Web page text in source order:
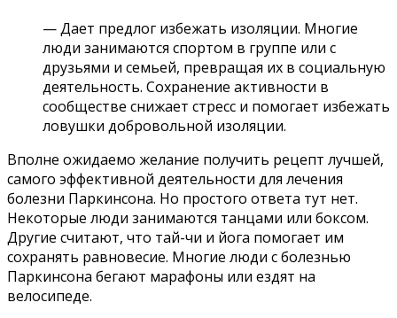
— Дает предлог избежать изоляции. Многие
люди занимаются спортом в группе или с
друзьями и семьей, превращая их в социальную
деятельность. Сохранение активности в
сообществе снижает стресс и помогает избежать
ловушки добровольной изоляции.
Вполне ожидаемо желание получить рецепт лучшей,
самого эффективной деятельности для лечения
болезни Паркинсона. Но простого ответа тут нет.
Некоторые люди занимаются танцами или боксом.
Другие считают, что тай-чи и йога помогает им
сохранять равновесие. Многие люди с болезнью
Паркинсона бегают марафоны или ездят на
велосипеде.